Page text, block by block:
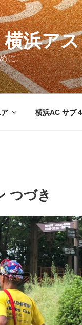
浜アス
に。
横浜AC サブ４
つづき